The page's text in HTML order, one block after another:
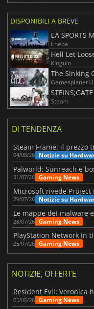
DISPONIBILI A BREVE
EA SPORTS
Eneba
Hell Let
Kinguin
The Sinking
Gamesplanet
Steam
DI TENDENZA
04/08/26 Notizie su
31/07/26 Gaming News
Microsoft rivede Project
29/07/26 Notizie su
28/07/26 Gaming News
25/07/26 Gaming News
NOTIZIE, OFFERTE
05/08/26 Gaming News